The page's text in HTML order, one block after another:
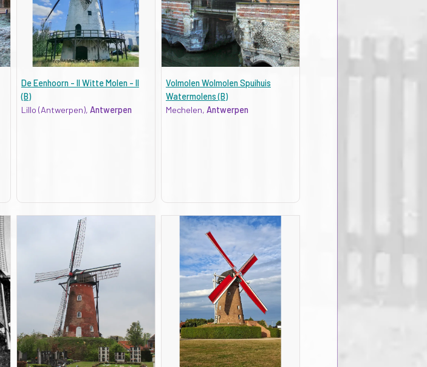
De Eenhoorn - II Witte Molen - II
(B)
Lillo (Antwerpen), Antwerpen
Volmolen Wolmolen Spuihuis
Watermolens (B)
Mechelen, Antwerpen